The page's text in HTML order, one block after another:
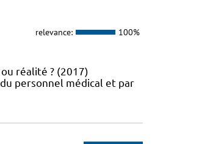
relevance: 100%
réalité ? (2017)
personnel médical et par